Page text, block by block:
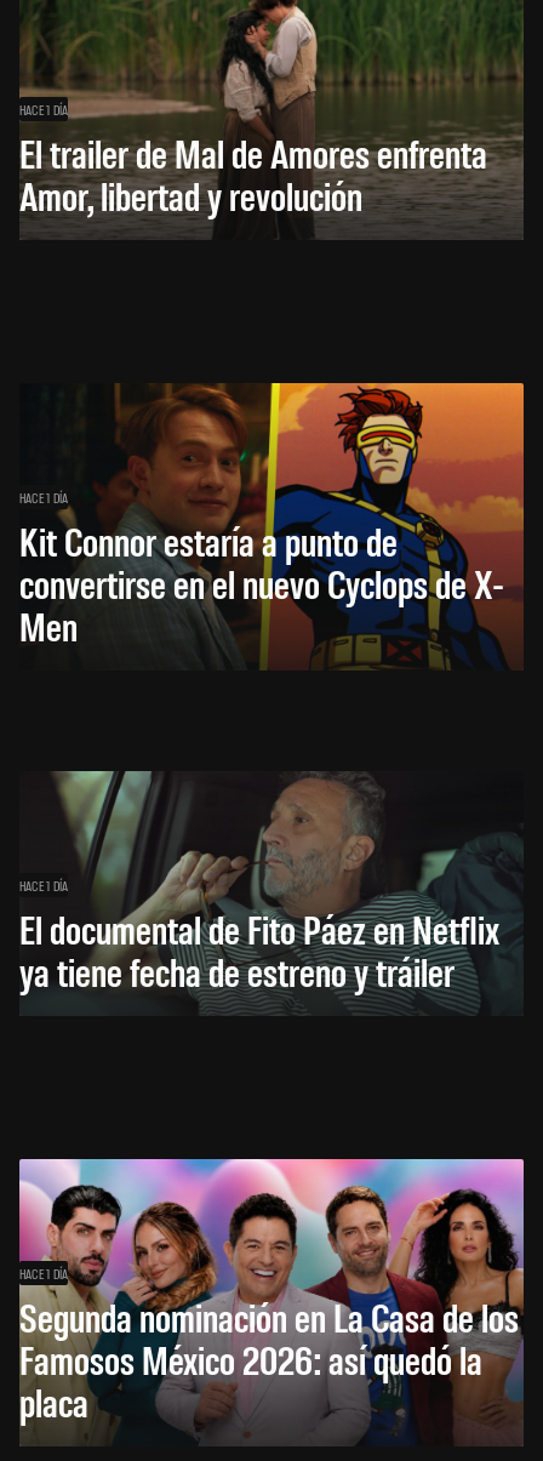
HACE 1 DÍA
El trailer de Mal de Amores enfrenta
Amor, libertad y revolución
HACE 1 DÍA
Kit Connor estaría a punto de
convertirse en el nuevo Cyclops de X-
Men
HACE 1 DÍA
El documental de Fito Páez en Netflix
ya tiene fecha de estreno y tráiler
HACE 1 DÍA
Segunda nominación en La Casa de los
Famosos México 2026: así quedó la
placa